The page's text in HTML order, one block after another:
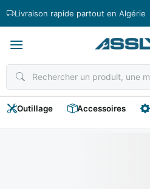
Livraison rapide partout en Algérie
Outillage Accessoires